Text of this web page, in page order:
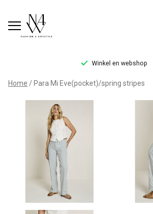
Winkel en webshop
Para
Eve(pocket)/
stripes
Noteboom
Home Para Mi Eve(pocket)/spring stripes